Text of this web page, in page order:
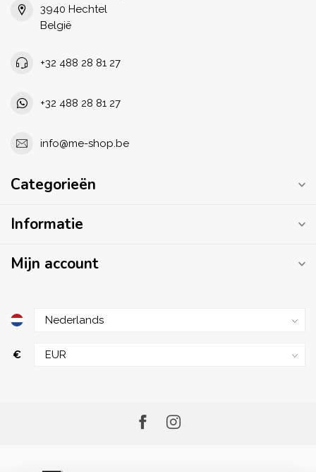
3940 Hechtel
België
+32 488 28 81 27
+32 488 28 81 27
info@me-shop.be
Categorieën
Informatie
Mijn account
€